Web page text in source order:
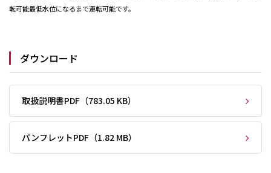
転可能最低水位になるまで運転可能です。
ダウンロード
取扱説明書PDF（783.05 KB）
パンフレットPDF（1.82 MB）